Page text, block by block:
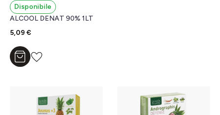
Disponibile
ALCOOL DENAT 90% 1LT
5,09 €
Aggiungi al carrello